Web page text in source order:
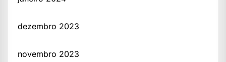
dezembro 2023
novembro 2023